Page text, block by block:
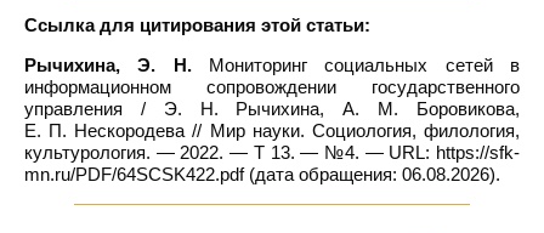
Ссылка для цитирования этой статьи:
Рычихина, Э. Н.Мониторинг социальных сетей в
информационном сопровождении государственного
управления / Э. Н. Рычихина, А. М. Боровикова,
Е. П. Нескородева // Мир науки. Социология, филология,
культурология. — 2022. — Т 13. — №4. — URL: https://sfk-
mn.ru/PDF/64SCSK422.pdf (дата обращения: 06.08.2026).